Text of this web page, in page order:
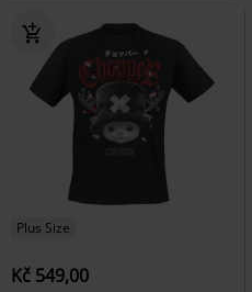
Plus Size
Kč 549,00